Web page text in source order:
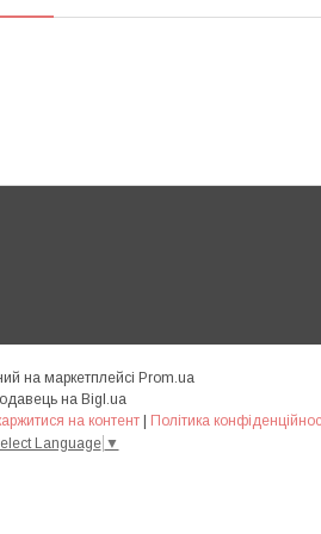
на маркетплейсі Prom.ua
на Bigl.ua
на контент | Політика
Language ▼